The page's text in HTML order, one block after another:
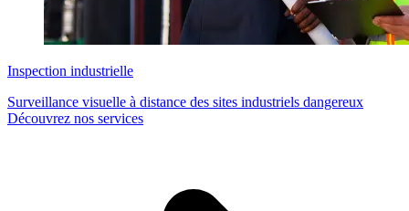
Inspection industrielle
Surveillance visuelle à distance des sites industriels dangereux
Découvrez nos services